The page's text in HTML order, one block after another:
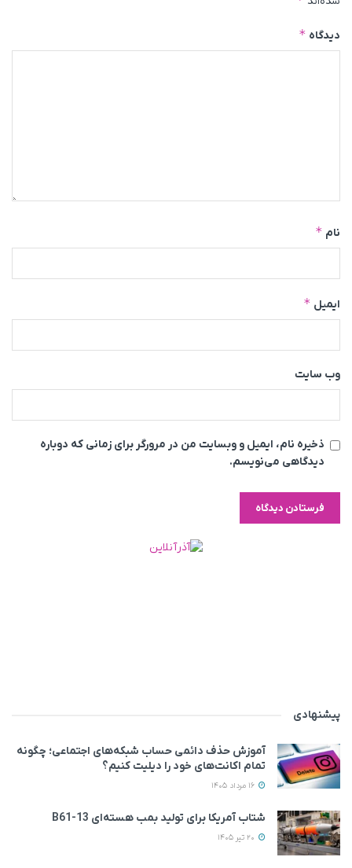
دیدگاه *
نام *
ایمیل *
وب‌ سایت
ذخیره نام، ایمیل و وبسایت من در مرورگر برای زمانی که دوباره
دیدگاهی می‌نویسم.
پیشنهادی
آموزش حذف دائمی حساب شبکه‌های اجتماعی؛ چگونه
تمام اکانت‌های خود را دیلیت کنیم؟
شتاب آمریکا برای تولید بمب هسته‌ای B61-13